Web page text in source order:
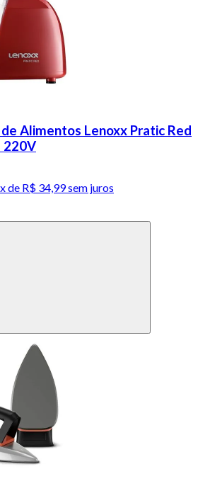
Alimentos Lenoxx Pratic Red
220V
de R$ 34,99 sem juros